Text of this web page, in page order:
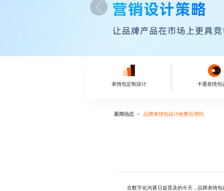
表情包定制设计 卡通表情包
新闻动态 品牌表情包设计收费合理吗
在数字化沟通日益普及的今天，品牌表情包